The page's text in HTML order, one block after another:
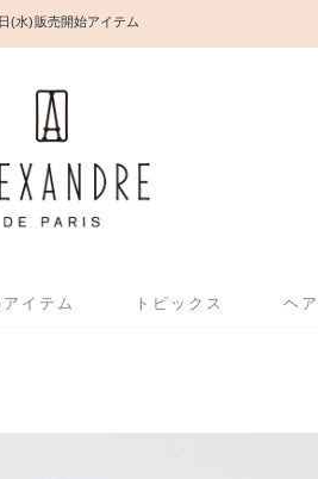
(水) 販売開始アイテム
イテム トピックス ヘ